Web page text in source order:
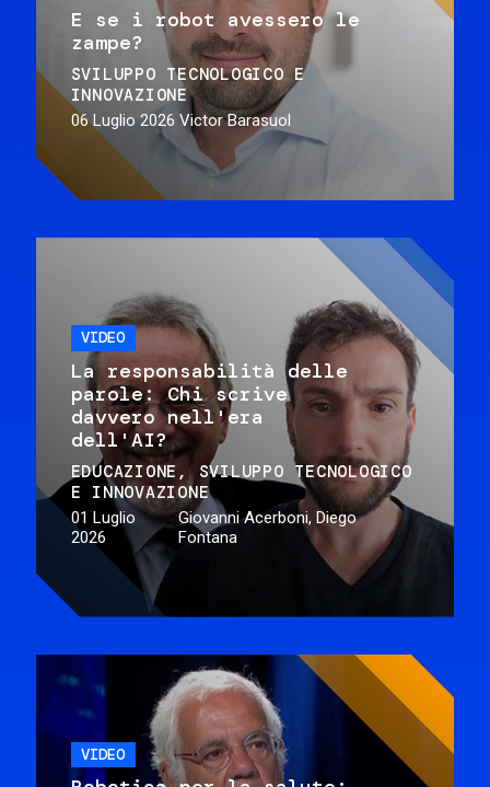
E se i robot avessero le
zampe?
SVILUPPO TECNOLOGICO E
INNOVAZIONE
06 Luglio 2026 Victor Barasuol
VIDEO
La responsabilità delle
parole: Chi scrive
davvero nell'era
dell'AI?
EDUCAZIONE
SVILUPPO TECNOLOGICO
E INNOVAZIONE
01 Luglio
2026
Giovanni Acerboni, Diego
Fontana
VIDEO